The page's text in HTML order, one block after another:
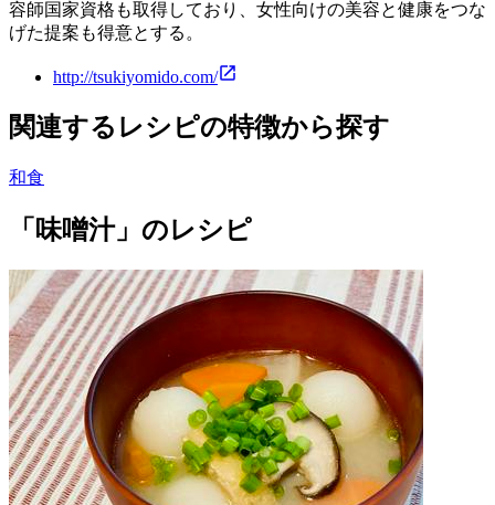
容師国家資格も取得しており、女性向けの美容と健康をつな
げた提案も得意とする。
http://tsukiyomido.com/
関連するレシピの特徴から探す
和食
「味噌汁」のレシピ